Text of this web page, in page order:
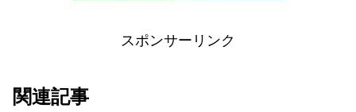
スポンサーリンク
関連記事